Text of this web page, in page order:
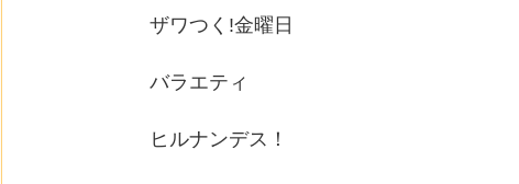
ザワつく!金曜日
バラエティ
ヒルナンデス！